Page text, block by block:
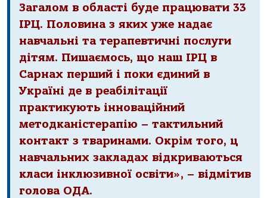
Загалом в області буде працювати 33
ІРЦ. Половина з яких уже надає
навчальні та терапевтичні послуги
дітям. Пишаємось, що наш ІРЦ в
Сарнах перший і поки єдиний в
Україні де в реабілітації
практикують інноваційний
методканістерапію – тактильний
контакт з тваринами. Окрім того, ц
навчальних закладах відкриваються
класи інклюзивної освіти», – відмітив
голова ОДА.